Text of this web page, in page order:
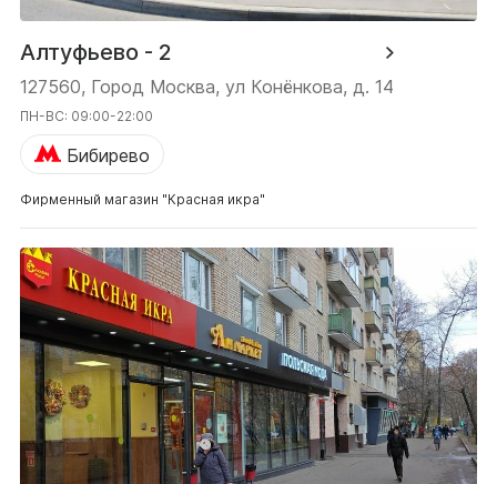
Алтуфьево - 2
127560, Город Москва, ул Конёнкова, д. 14
ПН-ВС: 09:00-22:00
Бибирево
Фирменный магазин "Красная икра"